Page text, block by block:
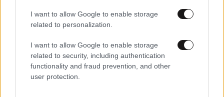
I want to allow Google to enable storage
related to personalization.
I want to allow Google to enable storage
related to security, including authentication
functionality and fraud prevention, and other
user protection.